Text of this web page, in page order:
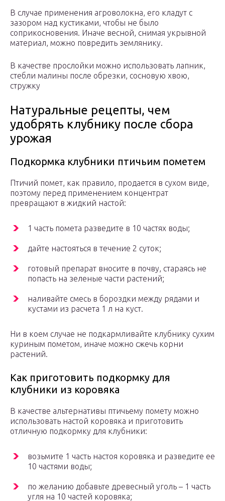
В случае применения агроволокна, его кладут с
зазором над кустиками, чтобы не было
соприкосновения. Иначе весной, снимая укрывной
материал, можно повредить землянику.
В качестве прослойки можно использовать лапник,
стебли малины после обрезки, сосновую хвою,
стружку
Натуральные рецепты, чем
удобрять клубнику после сбора
урожая
Подкормка клубники птичьим пометем
Птичий помет, как правило, продается в сухом виде,
поэтому перед применением концентрат
превращают в жидкий настой:
1 часть помета разведите в 10 частях воды;
дайте настояться в течение 2 суток;
готовый препарат вносите в почву, стараясь не
попасть на зеленые части растений;
наливайте смесь в бороздки между рядами и
кустами из расчета 1 л на куст.
Ни в коем случае не подкармливайте клубнику сухим
куриным пометом, иначе можно сжечь корни
растений.
Как приготовить подкормку для
клубники из коровяка
В качестве альтернативы птичьему помету можно
использовать настой коровяка и приготовить
отличную подкормку для клубники:
возьмите 1 часть настоя коровяка и разведите ее
10 частями воды;
по желанию добавьте древесный уголь – 1 часть
угля на 10 частей коровяка;